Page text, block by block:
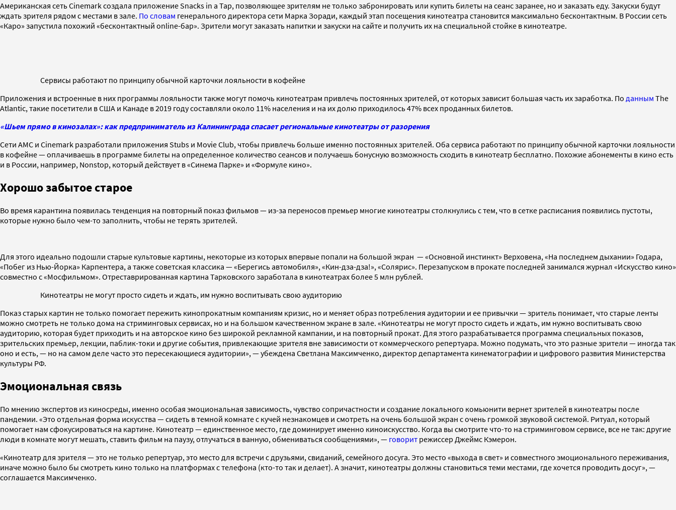
Американская сеть Cinemark создала приложение Snacks in a Tap, позволяющее зрителям не только забронировать или купить билеты на сеанс заранее, но и заказать еду. Закуски будут
ждать зрителя рядом с местами в зале. По словам генерального директора сети Марка Зоради, каждый этап посещения кинотеатра становится максимально бесконтактным. В России сеть
«Каро» запустила похожий «бесконтактный online-бар». Зрители могут заказать напитки и закуски на сайте и получить их на специальной стойке в кинотеатре.
Сервисы работают по принципу обычной карточки лояльности в кофейне
Приложения и встроенные в них программы лояльности также могут помочь кинотеатрам привлечь постоянных зрителей, от которых зависит большая часть их заработка. По данным The
Atlantic, такие посетители в США и Канаде в 2019 году составляли около 11% населения и на их долю приходилось 47% всех проданных билетов.
«Шьем прямо в кинозалах»: как предприниматель из Калининграда спасает региональные кинотеатры от разорения
Сети AMC и Cinemark разработали приложения Stubs и Movie Club, чтобы привлечь больше именно постоянных зрителей. Оба сервиса работают по принципу обычной карточки лояльности
в кофейне — оплачиваешь в программе билеты на определенное количество сеансов и получаешь бонусную возможность сходить в кинотеатр бесплатно. Похожие абонементы в кино есть
и в России, например, Nonstop, который действует в «Синема Парке» и «Формуле кино».
Хорошо забытое старое
Во время карантина появилась тенденция на повторный показ фильмов — из-за переносов премьер многие кинотеатры столкнулись с тем, что в сетке расписания появились пустоты,
которые нужно было чем-то заполнить, чтобы не терять зрителей.
Для этого идеально подошли старые культовые картины, некоторые из которых впервые попали на большой экран — «Основной инстинкт» Верховена, «На последнем дыхании» Годара,
«Побег из Нью-Йорка» Карпентера, а также советская классика — «Берегись автомобиля», «Кин-дза-дза!», «Солярис». Перезапуском в прокате последней занимался журнал «Искусство кино»
совместно с «Мосфильмом». Отреставрированная картина Тарковского заработала в кинотеатрах более 5 млн рублей.
Кинотеатры не могут просто сидеть и ждать, им нужно воспитывать свою аудиторию
Показ старых картин не только помогает пережить кинопрокатным компаниям кризис, но и меняет образ потребления аудитории и ее привычки — зритель понимает, что старые ленты
можно смотреть не только дома на стриминговых сервисах, но и на большом качественном экране в зале. «Кинотеатры не могут просто сидеть и ждать, им нужно воспитывать свою
аудиторию, которая будет приходить и на авторское кино без широкой рекламной кампании, и на повторный прокат. Для этого разрабатывается программа специальных показов,
зрительских премьер, лекции, паблик-токи и другие события, привлекающие зрителя вне зависимости от коммерческого репертуара. Можно подумать, что это разные зрители — иногда так
оно и есть, — но на самом деле часто это пересекающиеся аудитории», — убеждена Светлана Максимченко, директор департамента кинематографии и цифрового развития Министерства
культуры РФ.
Эмоциональная связь
По мнению экспертов из киносреды, именно особая эмоциональная зависимость, чувство сопричастности и создание локального комьюнити вернет зрителей в кинотеатры после
пандемии. «Это отдельная форма искусства — сидеть в темной комнате с кучей незнакомцев и смотреть на очень большой экран с очень громкой звуковой системой. Ритуал, который
помогает нам сфокусироваться на картине. Кинотеатр — единственное место, где доминирует именно киноискусство. Когда вы смотрите что-то на стриминговом сервисе, все не так: другие
люди в комнате могут мешать, ставить фильм на паузу, отлучаться в ванную, обмениваться сообщениями», — говорит режиссер Джеймс Кэмерон.
«Кинотеатр для зрителя — это не только репертуар, это место для встречи с друзьями, свиданий, семейного досуга. Это место «выхода в свет» и совместного эмоционального переживания,
иначе можно было бы смотреть кино только на платформах с телефона (кто-то так и делает). А значит, кинотеатры должны становиться теми местами, где хочется проводить досуг», —
соглашается Максимченко.